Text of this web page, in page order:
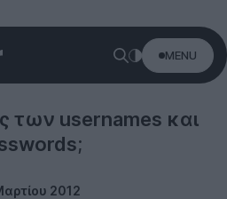
MENU
των usernames και
2012